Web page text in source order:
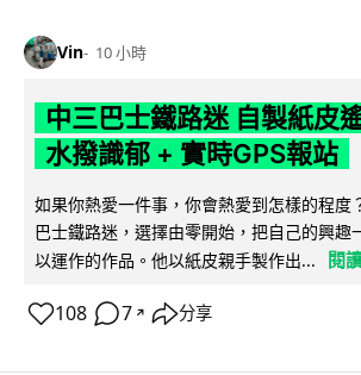
Vin 10 小時
中三巴士鐵路迷 自製紙皮
水撥識郁 + 實時GPS報站
如果你熱愛一件事，你會熱愛到怎樣的程度
巴士鐵路迷，選擇由零開始，把自己的興趣
以運作的作品。他以紙皮親手製作出...
閱
108 7 ↗ 分享